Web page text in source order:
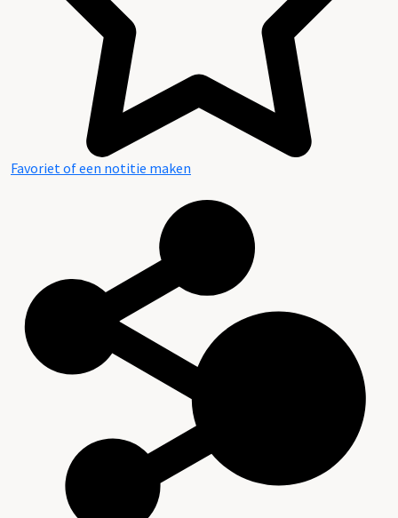
Favoriet of een notitie maken